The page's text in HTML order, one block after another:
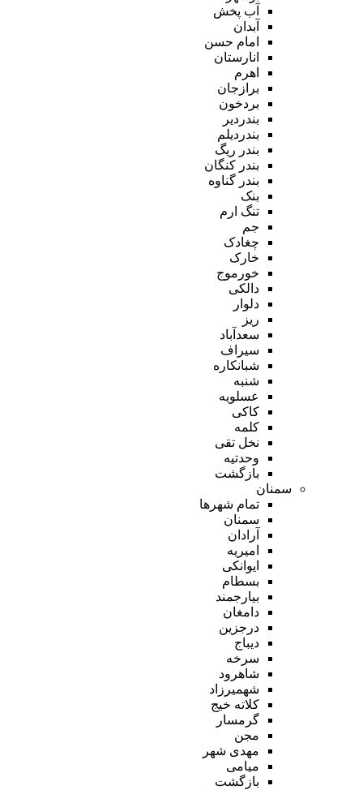
آب پخش
آبدان
امام حسن
انارستان
اهرم
برازجان
بردخون
بندردیر
بندردیلم
بندر ریگ
بندر کنگان
بندر گناوه
بنک
تنگ ارم
جم
چغادک
خارک
خورموج
دالکی
دلوار
ریز
سعدآباد
سیراف
شبانکاره
شنبه
عسلویه
کاکی
کلمه
نخل تقی
وحدتیه
بازگشت
سمنان
تمام شهر‌ها
سمنان
آرادان
امیریه
ایوانکی
بسطام
بیارجمند
دامغان
درجزین
دیباج
سرخه
شاهرود
شهمیرزاد
کلاته خیج
گرمسار
مجن
مهدی شهر
میامی
بازگشت